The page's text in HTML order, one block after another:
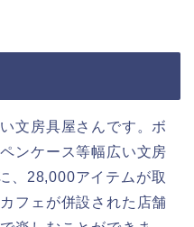
文房具屋さんです。ボ
ンケース等幅広い文房
、28,000アイテムが取
フェが併設された店舗